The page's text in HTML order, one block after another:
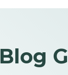
Blog